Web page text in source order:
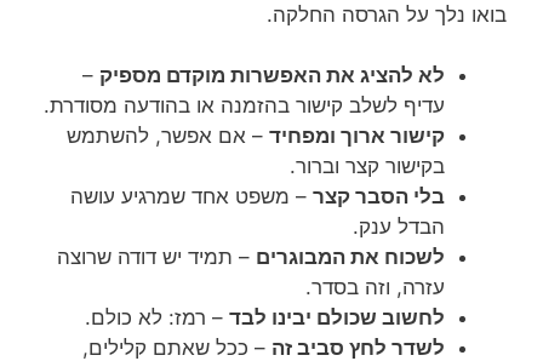
בואו נלך על הגרסה החלקה.
לא להציג את האפשרות מוקדם מספיק –
עדיף לשלב קישור בהזמנה או בהודעה מסודרת.
קישור ארוך ומפחיד – אם אפשר, להשתמש
בקישור קצר וברור.
בלי הסבר קצר – משפט אחד שמרגיע עושה
הבדל ענק.
לשכוח את המבוגרים – תמיד יש דודה שרוצה
עזרה, וזה בסדר.
לחשוב שכולם יבינו לבד – רמז: לא כולם.
לשדר לחץ סביב זה – ככל שאתם קלילים,